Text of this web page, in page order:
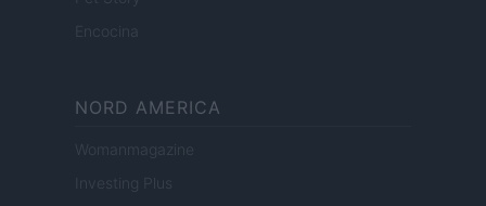
Encocina
NORD AMERICA
Womanmagazine
Investing Plus